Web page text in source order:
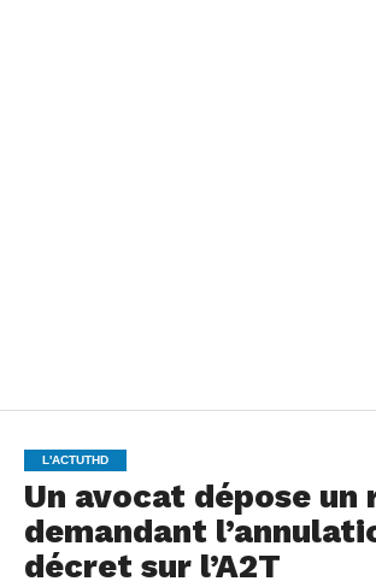
L'ACTUTHD
Un avocat dépose un
demandant
décret sur l’A2T